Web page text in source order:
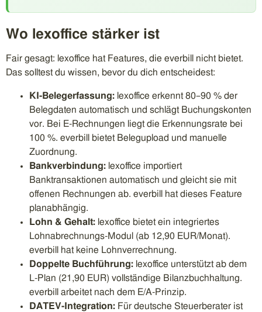
Wo lexoffice stärker ist
Fair gesagt: lexoffice hat Features, die everbill nicht bietet.
Das solltest du wissen, bevor du dich entscheidest:
KI-Belegerfassung: lexoffice erkennt 80–90 % der
Belegdaten automatisch und schlägt Buchungskonten
vor. Bei E-Rechnungen liegt die Erkennungsrate bei
100 %. everbill bietet Belegupload und manuelle
Zuordnung.
Bankverbindung: lexoffice importiert
Banktransaktionen automatisch und gleicht sie mit
offenen Rechnungen ab. everbill hat dieses Feature
planabhängig.
Lohn & Gehalt: lexoffice bietet ein integriertes
Lohnabrechnungs-Modul (ab 12,90 EUR/Monat).
everbill hat keine Lohnverrechnung.
Doppelte Buchführung: lexoffice unterstützt ab dem
L-Plan (21,90 EUR) vollständige Bilanzbuchhaltung.
everbill arbeitet nach dem E/A-Prinzip.
DATEV-Integration: Für deutsche Steuerberater ist